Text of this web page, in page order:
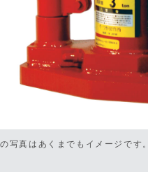
写真はあくまでもイメージです。